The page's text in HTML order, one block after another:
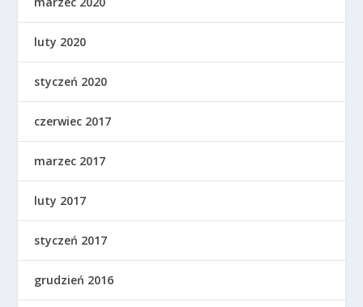
luty 2020
styczeń 2020
czerwiec 2017
marzec 2017
luty 2017
styczeń 2017
grudzień 2016